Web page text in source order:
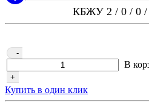
КБЖУ 2 / 0 / 0 /
-
+
В
Купить в один клик